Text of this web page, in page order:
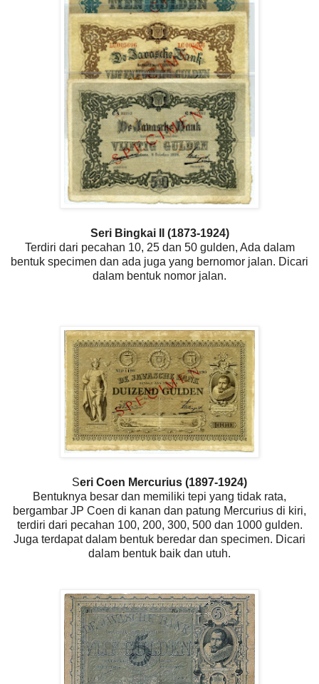
Seri Bingkai II (1873-1924)
Terdiri dari pecahan 10, 25 dan 50 gulden, Ada dalam
bentuk specimen dan ada juga yang bernomor jalan. Dicari
dalam bentuk nomor jalan.
Seri Coen Mercurius (1897-1924)
Bentuknya besar dan memiliki tepi yang tidak rata,
bergambar JP Coen di kanan dan patung Mercurius di kiri,
terdiri dari pecahan 100, 200, 300, 500 dan 1000 gulden.
Juga terdapat dalam bentuk beredar dan specimen. Dicari
dalam bentuk baik dan utuh.